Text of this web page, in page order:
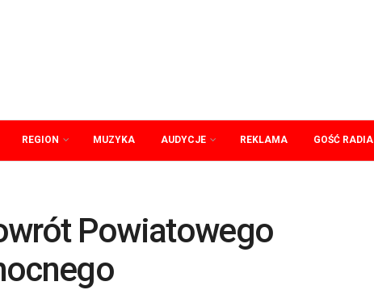
REGION MUZYKA AUDYCJE REKLAMA GOŚĆ RADIA
Powiatowego